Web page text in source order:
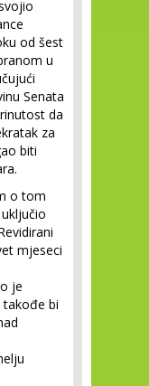
od šest
u
Senata
da
za
biti
o tom
mjeseci
je
bi